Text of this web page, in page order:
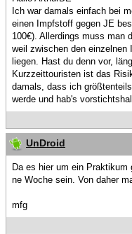
Ich war damals einfach bei
einen Impfstoff gegen JE
100€). Allerdings muss man
weil zwischen den einzelnen
liegen. Hast du denn vor,
Kurzzeittouristen ist das
damals, dass ich
werde und hab's
UnDroid
Da es hier um ein Praktikum
ne Woche sein. Von daher
mfg